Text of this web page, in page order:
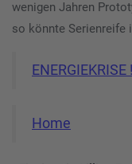
wenigen Jahren
so könnte Serienreife
Home